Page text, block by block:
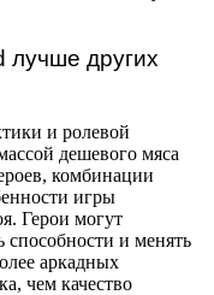
лучше других
и ролевой
дешевого мяса
комбинации
игры
Герои могут
способности и менять
аркадных
чем качество